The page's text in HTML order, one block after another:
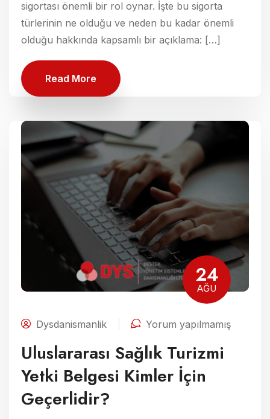
sigortası önemli bir rol oynar. İşte bu sigorta
türlerinin ne olduğu ve neden bu kadar önemli
olduğu hakkında kapsamlı bir açıklama: […]
Read More
24
AĞU
Dysdanismanlik Yorum yapılmamış
Uluslararası Sağlık Turizmi
Yetki Belgesi Kimler İçin
Geçerlidir?